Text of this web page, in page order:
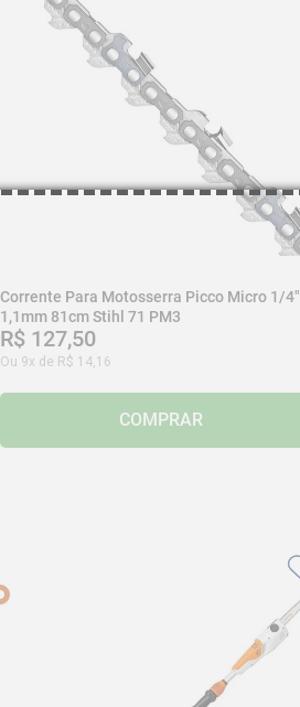
Corrente Para Motosserra Picco Micro 1/4"
1,1mm 81cm Stihl 71 PM3
R$ 127,50
Ou 9x de R$ 14,16
COMPRAR